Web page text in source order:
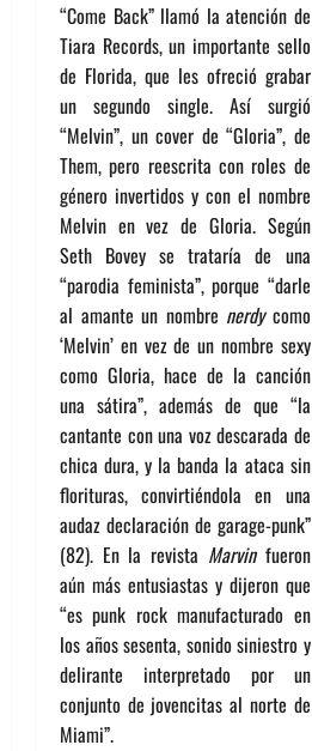
“Come Back” llamó la atención de
Tiara Records, un importante sello
de Florida, que les ofreció grabar
un segundo single. Así surgió
“Melvin”, un cover de “Gloria”, de
Them, pero reescrita con roles de
género invertidos y con el nombre
Melvin en vez de Gloria. Según
Seth Bovey se trataría de una
“parodia feminista”, porque “darle
al amante un nombre nerdy como
‘Melvin’ en vez de un nombre sexy
como Gloria, hace de la canción
una sátira”, además de que “la
cantante con una voz descarada de
chica dura, y la banda la ataca sin
florituras, convirtiéndola en una
audaz declaración de garage-punk”
(82). En la revista Marvin fueron
aún más entusiastas y dijeron que
“es punk rock manufacturado en
los años sesenta, sonido siniestro y
delirante interpretado por un
conjunto de jovencitas al norte de
Miami”.